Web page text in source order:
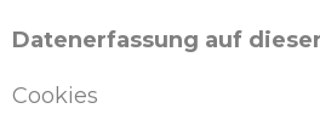
Datenerfassung auf
Cookies